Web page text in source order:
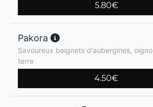
5.80€
Pakora
Savoureux beignets d'aubergines,
terre
4.50€